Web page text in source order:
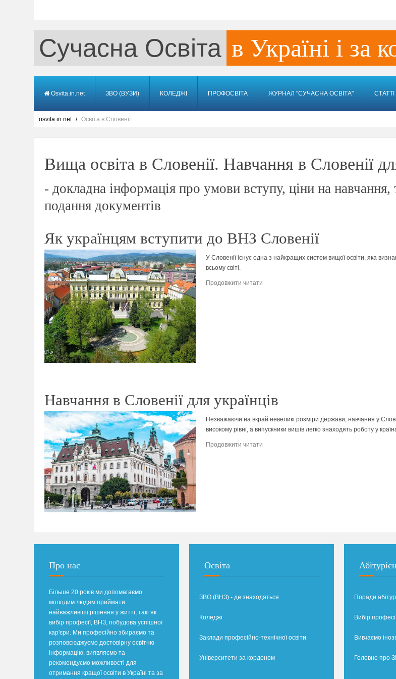
Сучасна Освіта в Україні і за
Osvita.in.net ЗВО (ВУЗИ) КОЛЕДЖІ ПРОФОСВІТА ЖУРНАЛ "СУЧАСНА ОСВІТА"
osvita.in.net Освіта в Словенії
Вища освіта в Словенії. Навчання в Словенії
- докладна інформація про умови вступу, ціни на навчання,
подання документів
Як українцям вступити до ВНЗ Словенії
У Словенії існує одна з найкращих систем вищої освіти, яка
всьому світі.
Продовжити читати
Навчання в Словенії для українців
Незважаючи на вкрай невеликі розміри держави, навчання у
високому рівні, а випускники вишів легко знаходять роботу у
Продовжити читати
Про нас
Більше 20 років ми допомагаємо
молодим людям приймати
найважливіші рішення у житті, такі як
вибір професії, ВНЗ, побудова успішної
кар'єри. Ми професійно збираємо та
розповсюджуємо достовірну освітню
інформацію, виявляємо та
рекомендуємо можливості для
отримання кращої освіти в Україні та за
Освіта
ЗВО (ВНЗ) - де знаходяться
Коледжі
Заклади професійно-технічної освіти
Університети за кордоном
Поради
Вибір
Вивчаємо
Головне про